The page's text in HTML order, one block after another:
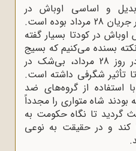
و اساسی اوباش در
بازگرداندن حکومت پهلوی در جریان 28 مرداد بوده است.
در کودتا بسیار گفته
بسنده می‌کنیم که بسیج
عمومی اوباش و فواحش در روز 28 مرداد، بی‌شک در
تأثیر شگرفی داشته است.
استفاده از گروه‌های ضد
شاه متواری را مجدداً
گردید تا نگاه حکومت به
کند و در حقیقت به‌ نوعی